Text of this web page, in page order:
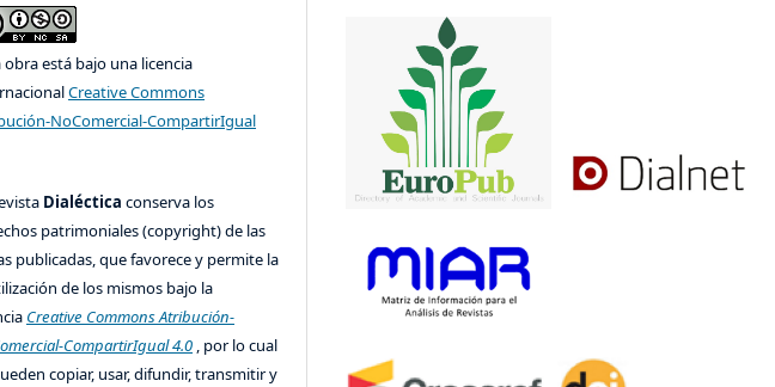
obra está bajo una licencia
Creative Commons
NoComercial-CompartirIgual
Dialécticaconserva los
patrimoniales (copyright) de las
publicadas, que favorece y permite la
de los mismos bajo la
Creative Commons Atribución-
CompartirIgual 4.0 , por lo cual
copiar, usar, difundir, transmitir y